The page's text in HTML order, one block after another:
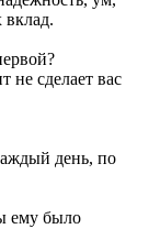
вклад.
не сделает вас
день, по
ему было